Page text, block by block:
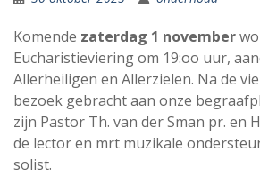
Komende zaterdag 1 november
Eucharistieviering om 19:oo uur,
Allerheiligen en Allerzielen. Na de
bezoek gebracht aan onze
zijn Pastor Th. van der Sman pr. en
de lector en mrt muzikale
solist.